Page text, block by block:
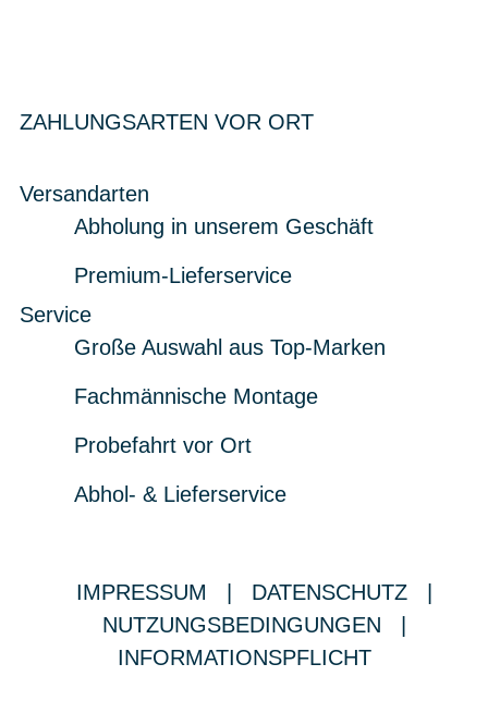
ZAHLUNGSARTEN VOR ORT
Versandarten
Abholung in unserem Geschäft
Premium-Lieferservice
Service
Große Auswahl aus Top-Marken
Fachmännische Montage
Probefahrt vor Ort
Abhol- & Lieferservice
IMPRESSUM DATENSCHUTZ
NUTZUNGSBEDINGUNGEN
INFORMATIONSPFLICHT